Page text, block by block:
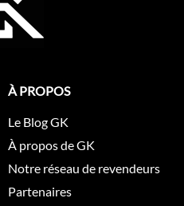
À PROPOS
Le Blog GK
À propos de GK
Notre réseau de revendeurs
Partenaires